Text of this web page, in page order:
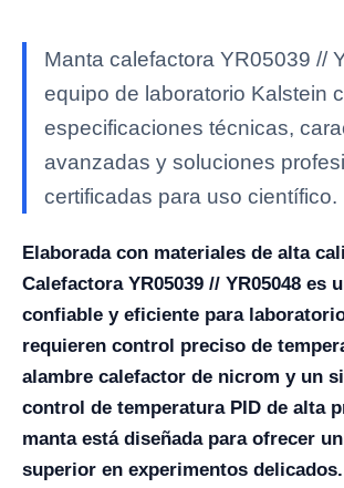
Manta calefactora YR05039 //
equipo de laboratorio Kalstein
especificaciones técnicas,
avanzadas y soluciones
certificadas para uso científico.
Elaborada con materiales de alta
Calefactora YR05039 // YR05048 es
confiable y eficiente para
requieren control preciso de
alambre calefactor de nicrom y un
control de temperatura PID de alta
manta está diseñada para ofrecer
superior en experimentos